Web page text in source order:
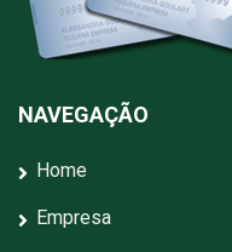
NAVEGAÇÃO
Home
Empresa